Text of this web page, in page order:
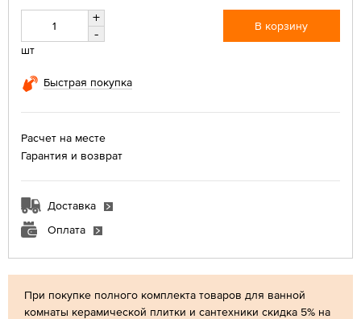
При покупке полного комплекта товаров для ванной
комнаты керамической плитки и сантехники скидка 5% на
+
-
шт
В корзину
Быстрая покупка
Расчет на месте
Гарантия и возврат
Доставка
Оплата